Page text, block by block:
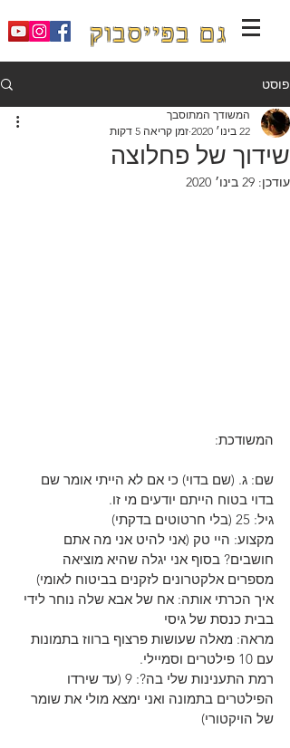
גם בפייסבוק
פוסט
שידוך של פחלוצה
המשודך המתוסבך
22 בינו׳ 2020
זמן קריאה 5 דקות
עודכן: 29 בינו׳ 2020
המשודכת:
שם: ג. (שם בדוי) כי אם לא הייתי אומר שם
בדוי בטוח הייתם יודעים מי זו.
גיל: 25 (בלי חרטוטים בדקתי)
מקצוע: היי טק (אני להיט אני מה אתם
חושבים? בסוף אני יגלה שהיא מוציאה
מספרים אלקטרונים לזקנים בביטוח לאומי)
איך הכרתי אותה: אח של אבא שלה נוחר לידי
בבית כנסת של גיסי
מראה: מאלה שעושות פרצוף ברווז בתמונות
עם 10 פילטרים וסמיילי.
רמת התענינות שלי בה?: 9 (עד שירדו
הפילטרים בתמונה ואני ימצא מולי את שומר
של הויקטורי)